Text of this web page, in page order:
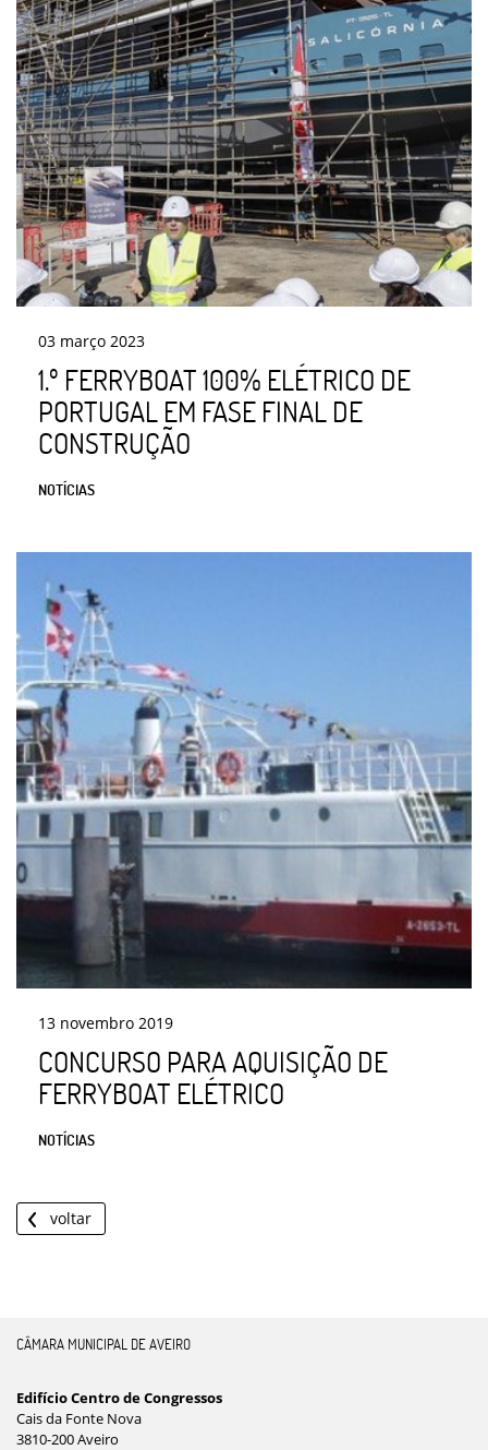
03 março 2023
1.º FERRYBOAT 100% ELÉTRICO DE
PORTUGAL EM FASE FINAL DE
CONSTRUÇÃO
NOTÍCIAS
13 novembro 2019
CONCURSO PARA AQUISIÇÃO DE
FERRYBOAT ELÉTRICO
NOTÍCIAS
voltar
CÂMARA MUNICIPAL DE AVEIRO
Edifício Centro de Congressos
Cais da Fonte Nova
3810-200 Aveiro